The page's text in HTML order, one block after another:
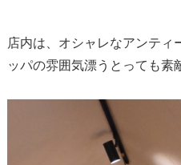
店内は、オシャレなアンティ
ッパの雰囲気漂うとっても素